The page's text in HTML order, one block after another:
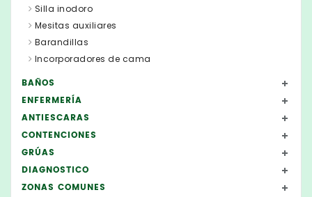
Silla inodoro
Mesitas auxiliares
Barandillas
Incorporadores de cama
BAÑOS
ENFERMERÍA
ANTIESCARAS
CONTENCIONES
GRÚAS
DIAGNOSTICO
ZONAS COMUNES